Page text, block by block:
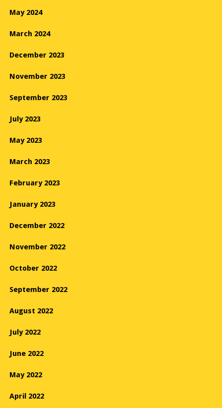
May 2024
March 2024
December 2023
November 2023
September 2023
July 2023
May 2023
March 2023
February 2023
January 2023
December 2022
November 2022
October 2022
September 2022
August 2022
July 2022
June 2022
May 2022
April 2022